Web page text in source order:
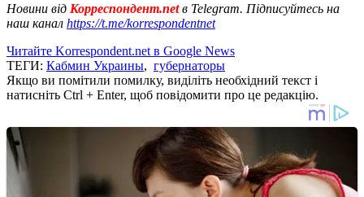
Новини від Корреспондент.netв Telegram. Підписуйтесь на
наш канал https://t.me/korrespondentnet
Читайте Korrespondent.net в Google News
ТЕГИ: Кабмин Украины, губернаторы
Якщо ви помітили помилку, виділіть необхідний текст і
натисніть Ctrl + Enter, щоб повідомити про це редакцію.